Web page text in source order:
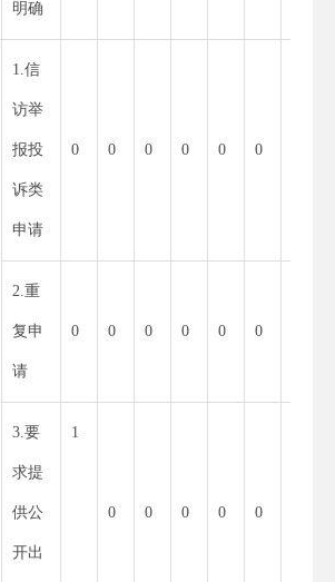
明确
1.信
访举
报投
诉类
申请
0 0 0 0 0 0
2.重
复申
请
0 0 0 0 0 0
3.要
求提
供公
开出
1
0 0 0 0 0